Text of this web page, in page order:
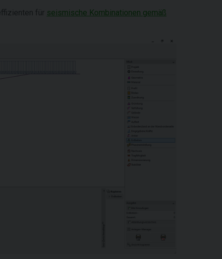
für seismische Kombinationen gemäß